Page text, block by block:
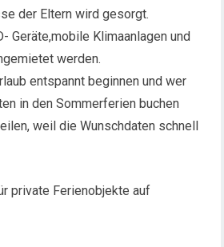
der Eltern wird gesorgt.
Geräte,mobile Klimaanlagen und
werden.
entspannt beginnen und wer
in den Sommerferien buchen
weil die Wunschdaten schnell
private Ferienobjekte auf